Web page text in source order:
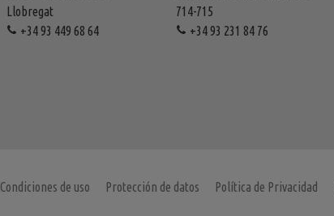
Llobregat
+34 93 449 68 64
714-715
+34 93 231 84 76
Condiciones de uso Protección de datos Política de Privacidad